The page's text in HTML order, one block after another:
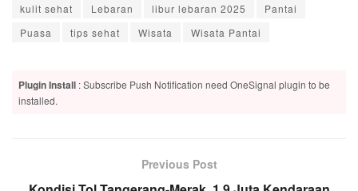
kulit sehat
Lebaran libur lebaran 2025
Pantai
Puasa
tips sehat Wisata Wisata Pantai
Plugin Install : Subscribe Push Notification need OneSignal plugin to be
installed.
Previous Post